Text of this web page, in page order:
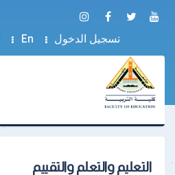
تسجيل الدخول En
التعليم والتعلم والتقييم